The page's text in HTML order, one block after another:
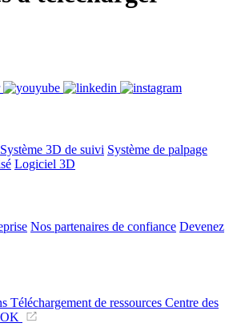
Système 3D de suivi Système de palpage
Logiciel 3D
Nos partenaires de confiance Devenez
Téléchargement de ressources Centre des